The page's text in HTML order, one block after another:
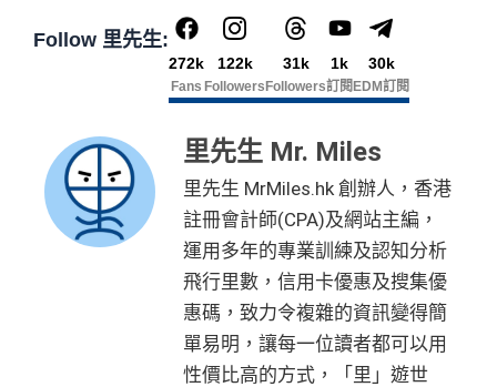
Follow 里先生:
272k
Fans
122k
Followers
31k
Followers
1k
訂閱
30k
EDM訂閱
里先生 Mr. Miles
里先生 MrMiles.hk 創辦人，香港
註冊會計師(CPA)及網站主編，
運用多年的專業訓練及認知分析
飛行里數，信用卡優惠及搜集優
惠碼，致力令複雜的資訊變得簡
單易明，讓每一位讀者都可以用
性價比高的方式，「里」遊世